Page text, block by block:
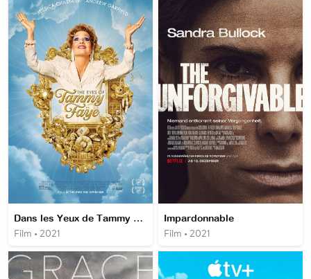
Dans les Yeux de Tammy Faye
Film • 2021
Impardonnable
Film • 2021